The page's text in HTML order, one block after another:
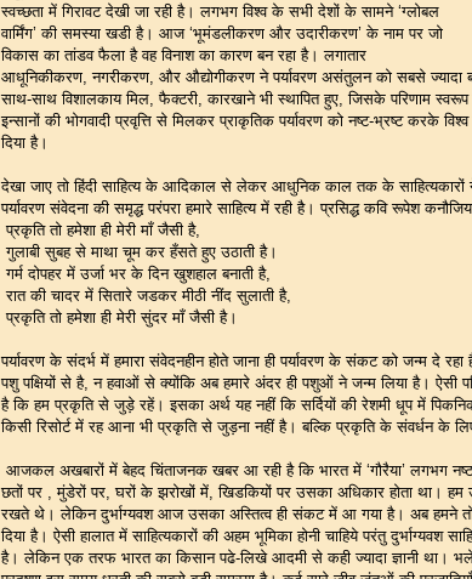
स्वच्छता में गिरावट देखी जा रही है। लगभग विश्व के सभी देशों के सामने ‘ग्लोबल
वार्मिंग’ की समस्या खडी है। आज ‘भूमंडलीकरण और उदारीकरण’ के नाम पर जो
विकास का तांडव फैला है वह विनाश का कारण बन रहा है। लगातार
आधूनिकीकरण, नगरीकरण, और औद्योगीकरण ने पर्यावरण असंतुलन को सबसे ज्यादा
साथ-साथ विशालकाय मिल, फैक्टरी, कारखाने भी स्थापित हुए, जिसके परिणाम
इन्सानों की भोगवादी प्रवृत्ति से मिलकर प्राकृतिक पर्यावरण को नष्ट-भ्रष्ट करके
दिया है।
देखा जाए तो हिंदी साहित्य के आदिकाल से लेकर आधुनिक काल तक के साहित्यकारों ने
पर्यावरण संवेदना की समृद्ध परंपरा हमारे साहित्य में रही है। प्रसिद्ध कवि रूपेश
प्रकृति तो हमेशा ही मेरी माँ जैसी है,
गुलाबी सुबह से माथा चूम कर हँसते हुए उठाती है।
गर्म दोपहर में उर्जा भर के दिन खुशहाल बनाती है,
रात की चादर में सितारे जडकर मीठी नींद सुलाती है,
प्रकृति तो हमेशा ही मेरी सुंदर माँ जैसी है।
पर्यावरण के संदर्भ में हमारा संवेदनहीन होते जाना ही पर्यावरण के संकट को जन्म दे
पशु पक्षियों से है, न हवाओं से क्योंकि अब हमारे अंदर ही पशुओं ने जन्म लिया है। ऐसी
है कि हम प्रकृति से जुड़े रहें। इसका अर्थ यह नहीं कि सर्दियों की रेशमी धूप में
किसी रिसोर्ट में रह आना भी प्रकृति से जुड़ना नहीं है। बल्कि प्रकृति के संवर्धन के
आजकल अखबारों में बेहद चिंताजनक खबर आ रही है कि भारत में ‘गौरैया’ लगभग
छतों पर , मुंडेरों पर, घरों के झरोखों में, खिडकियों पर उसका अधिकार होता था। हम
रखते थे। लेकिन दुर्भाग्यवश आज उसका अस्तित्व ही संकट में आ गया है। अब हमने तो
दिया है। ऐसी हालात में साहित्यकारों की अहम भूमिका होनी चाहिये परंतु दुर्भाग्यवश
है। लेकिन एक तरफ भारत का किसान पढे-लिखे आदमी से कही ज्यादा ज्ञानी था।